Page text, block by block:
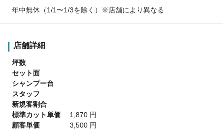
年中無休（1/1〜1/3を除く）※店舗により異なる
店舗詳細
坪数
セット面
シャンプー台
スタッフ
新規客割合
標準カット単価
1,870 円
顧客単価
3,500 円